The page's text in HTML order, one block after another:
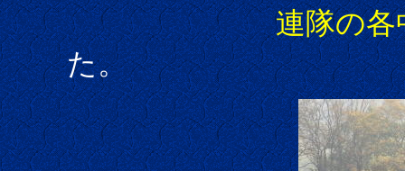
連隊の各中
た。